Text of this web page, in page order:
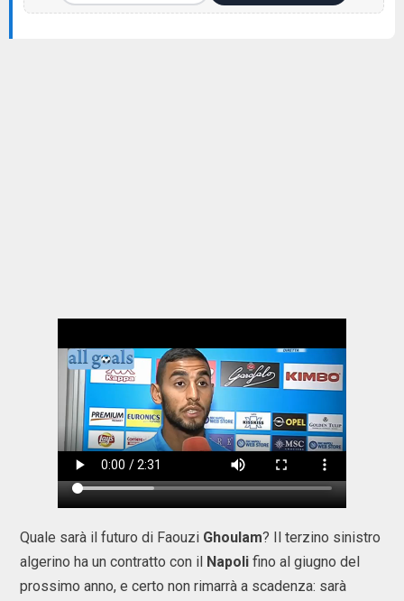
Quale sarà il futuro di Faouzi Ghoulam? Il terzino sinistro
algerino ha un contratto con il Napoli fino al giugno del
prossimo anno, e certo non rimarrà a scadenza: sarà